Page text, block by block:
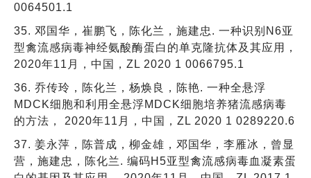
0064501.1
35. 邓国华，崔鹏飞，陈化兰，施建忠. 一种识别N6亚
型禽流感病毒神经氨酸酶蛋白的单克隆抗体及其应用，
2020年11月，中国，ZL 2020 1 0066795.1
36. 乔传玲，陈化兰，杨焕良，陈艳. 一种全悬浮
MDCK细胞和利用全悬浮MDCK细胞培养猪流感病毒
的方法， 2020年11月，中国，ZL 2020 1 0289220.6
37. 姜永萍，陈普成，柳金雄，邓国华，李雁冰，曾显
营，施建忠，陈化兰. 编码H5亚型禽流感病毒血凝素蛋